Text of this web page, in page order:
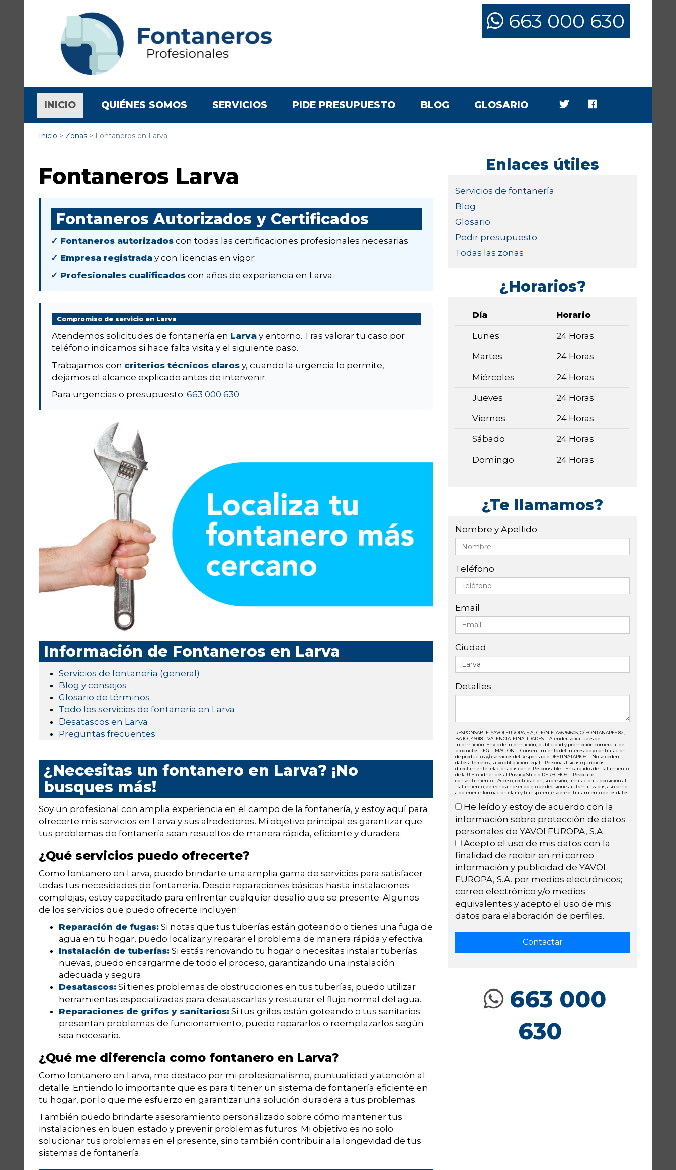
663 000 630
INICIO(CURRENT)
QUIÉNES SOMOS SERVICIOS PIDE PRESUPUESTO BLOG GLOSARIO
Inicio > Zonas > Fontaneros en Larva
Fontaneros Larva
Fontaneros Autorizados y Certificados
✓ Fontaneros autorizados con todas las certificaciones profesionales necesarias
✓ Empresa registrada y con licencias en vigor
✓ Profesionales cualificados con años de experiencia en Larva
Compromiso de servicio en Larva
Atendemos solicitudes de fontanería en Larva y entorno. Tras valorar tu caso por
teléfono indicamos si hace falta visita y el siguiente paso.
Trabajamos con criterios técnicos claros y, cuando la urgencia lo permite,
dejamos el alcance explicado antes de intervenir.
Para urgencias o presupuesto: 663 000 630
Información de Fontaneros en Larva
Servicios de fontanería (general)
Blog y consejos
Glosario de términos
Todo los servicios de fontaneria en Larva
Desatascos en Larva
Preguntas frecuentes
¿Necesitas un fontanero en Larva? ¡No
busques más!
Soy un profesional con amplia experiencia en el campo de la fontanería, y estoy aquí para
ofrecerte mis servicios en Larva y sus alrededores. Mi objetivo principal es garantizar que
tus problemas de fontanería sean resueltos de manera rápida, eficiente y duradera.
¿Qué servicios puedo ofrecerte?
Como fontanero en Larva, puedo brindarte una amplia gama de servicios para satisfacer
todas tus necesidades de fontanería. Desde reparaciones básicas hasta instalaciones
complejas, estoy capacitado para enfrentar cualquier desafío que se presente. Algunos
de los servicios que puedo ofrecerte incluyen:
Reparación de fugas: Si notas que tus tuberías están goteando o tienes una fuga de
agua en tu hogar, puedo localizar y reparar el problema de manera rápida y efectiva.
Instalación de tuberías: Si estás renovando tu hogar o necesitas instalar tuberías
nuevas, puedo encargarme de todo el proceso, garantizando una instalación
adecuada y segura.
Desatascos: Si tienes problemas de obstrucciones en tus tuberías, puedo utilizar
herramientas especializadas para desatascarlas y restaurar el flujo normal del agua.
Reparaciones de grifos y sanitarios: Si tus grifos están goteando o tus sanitarios
presentan problemas de funcionamiento, puedo repararlos o reemplazarlos según
sea necesario.
¿Qué me diferencia como fontanero en Larva?
Como fontanero en Larva, me destaco por mi profesionalismo, puntualidad y atención al
detalle. Entiendo lo importante que es para ti tener un sistema de fontanería eficiente en
tu hogar, por lo que me esfuerzo en garantizar una solución duradera a tus problemas.
También puedo brindarte asesoramiento personalizado sobre cómo mantener tus
instalaciones en buen estado y prevenir problemas futuros. Mi objetivo es no solo
solucionar tus problemas en el presente, sino también contribuir a la longevidad de tus
sistemas de fontanería.
Enlaces útiles
Servicios de fontanería
Blog
Glosario
Pedir presupuesto
Todas las zonas
¿Horarios?
Día Horario
Lunes 24 Horas
Martes 24 Horas
Miércoles 24 Horas
Jueves 24 Horas
Viernes 24 Horas
Sábado 24 Horas
Domingo 24 Horas
¿Te llamamos?
Nombre y Apellido
Teléfono
Email
Ciudad
Detalles
RESPONSABLE: YAVOI EUROPA, S.A., CIF/NIF: A96361605, C/ FONTANARES 82,
BAJO , 46018 – VALENCIA. FINALIDADES: – Atender solicitudes de
información. Envío de información, publicidad y promoción comercial de
productos. LEGITIMACIÓN: – Consentimiento del interesado y contratación
de productos y/o servicios del Responsable DESTINATARIOS: – No se ceden
datos a terceros, salvo obligación legal – Personas físicas o jurídicas
directamente relacionadas con el Responsable – Encargados de Tratamiento
de la U.E. o adheridos al Privacy Shield DERECHOS: – Revocar el
consentimiento – Acceso, rectificación, supresión, limitación u oposición al
tratamiento, derecho a no ser objeto de decisiones automatizadas, así como
a obtener información clara y transparente sobre el tratamiento de los datos
He leído y estoy de acuerdo con la
información sobre protección de datos
personales de YAVOI EUROPA, S.A.
Acepto el uso de mis datos con la
finalidad de recibir en mi correo
información y publicidad de YAVOI
EUROPA, S.A. por medios electrónicos;
correo electrónico y/o medios
equivalentes y acepto el uso de mis
datos para elaboración de perfiles.
663 000
630